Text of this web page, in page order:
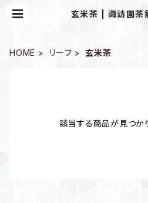
玄米茶 | 諏訪園茶
HOME リーフ 玄米茶
該当する商品が見つか